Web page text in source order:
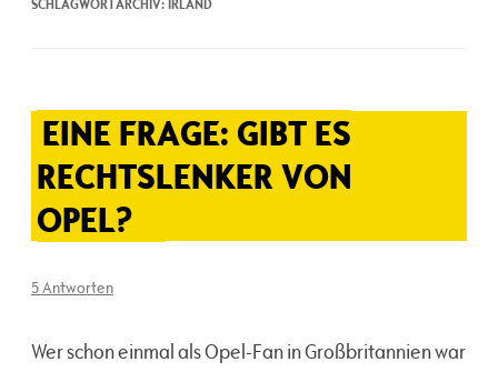
SCHLAGWORTARCHIV:IRLAND
EINE FRAGE: GIBT ES
RECHTSLENKER VON
OPEL?
5 Antworten
Wer schon einmal als Opel-Fan in Großbritannien war